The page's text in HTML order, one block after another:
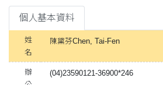
個人基本資料
姓
名
陳黛芬Chen, Tai-Fen
辦
(04)23590121-36900*246